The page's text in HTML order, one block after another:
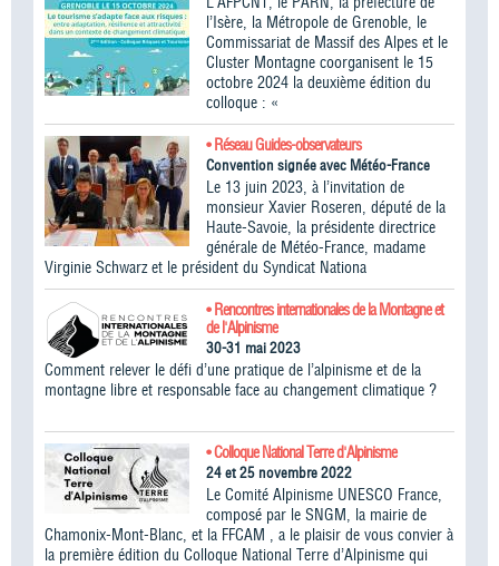
l’Isère, la Métropole de Grenoble, le
Commissariat de Massif des Alpes et le
Cluster Montagne coorganisent le 15
octobre 2024 la deuxième édition du
colloque : «
• Réseau Guides-observateurs
Convention signée avec Météo-France
Le 13 juin 2023, à l’invitation de
monsieur Xavier Roseren, député de la
Haute-Savoie, la présidente directrice
générale de Météo-France, madame
Virginie Schwarz et le président du Syndicat Nationa
• Rencontres internationales de la Montagne et
de l'Alpinisme
30-31 mai 2023
Comment relever le défi d’une pratique de l’alpinisme et de la
montagne libre et responsable face au changement climatique ?
• Colloque National Terre d'Alpinisme
24 et 25 novembre 2022
Le Comité Alpinisme UNESCO France,
composé par le SNGM, la mairie de
Chamonix-Mont-Blanc, et la FFCAM , a le plaisir de vous convier à
la première édition du Colloque National Terre d’Alpinisme qui